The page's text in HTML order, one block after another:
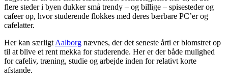
flere steder i byen dukker små trendy – og billige – spisesteder og
cafeer op, hvor studerende flokkes med deres bærbare PC’er og
cafelatter.
Her kan særligt Aalborg nævnes, der det seneste årti er blomstret op
til at blive et rent mekka for studerende. Her er der både mulighed
for cafeliv, træning, studie og arbejde inden for relativt korte
afstande.